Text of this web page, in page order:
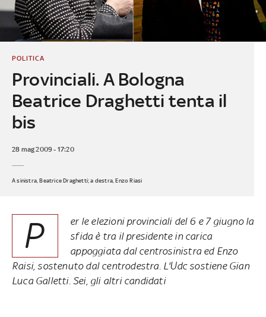
Provinciali. A Bologna
Beatrice Draghetti tenta il
bis
POLITICA
28 mag 2009 - 17:20
A sinistra, Beatrice Draghetti; a destra, Enzo Riasi
P
er le elezioni provinciali del 6 e 7 giugno la
sfida è tra il presidente in carica
appoggiata dal centrosinistra ed Enzo
Raisi, sostenuto dal centrodestra. L'Udc sostiene Gian
Luca Galletti. Sei, gli altri candidati